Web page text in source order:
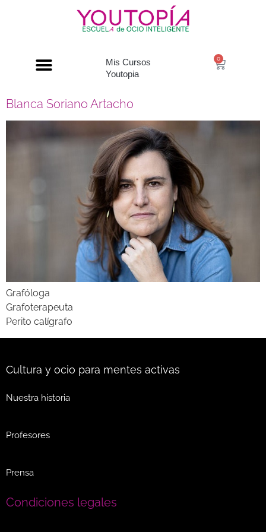
Mis Cursos
Youtopia
0
Blanca Soriano Artacho
Grafóloga
Grafoterapeuta
Perito calígrafo
Cultura y ocio para mentes activas
Nuestra historia
Profesores
Prensa
Condiciones legales